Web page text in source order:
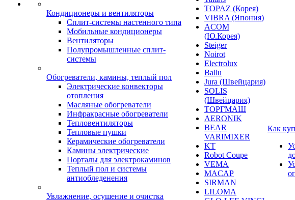
Кондиционеры и вентиляторы
Сплит-системы настенного типа
Мобильные кондиционеры
Вентиляторы
Полупромышленные сплит-
системы
Обогреватели, камины, теплый пол
Электрические конвекторы
отопления
Масляные обогреватели
Инфракрасные обогреватели
Тепловентиляторы
Тепловые пушки
Керамические обогреватели
Камины электрические
Порталы для электрокаминов
Теплый пол и системы
антиобледенения
Увлажнение, осушение и очистка
TOPAZ (Корея)
VIBRA (Япония)
ACOM
(Ю.Корея)
Steiger
Noirot
Electrolux
Ballu
Jura (Швейцария)
SOLIS
(Швейцария)
ТОРГМАШ
AERONIK
BEAR
VARIMIXER
KT
Robot Coupe
VEMA
MACAP
SIRMAN
LILOMA
Как